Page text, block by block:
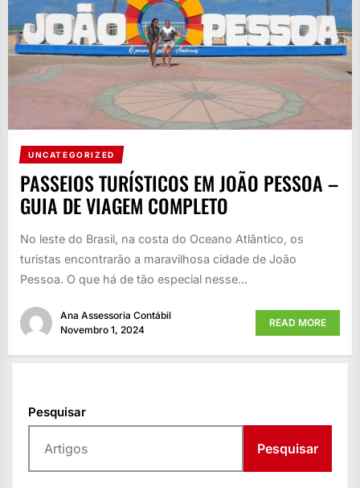
UNCATEGORIZED
PASSEIOS TURÍSTICOS EM JOÃO PESSOA –
GUIA DE VIAGEM COMPLETO
No leste do Brasil, na costa do Oceano Atlântico, os
turistas encontrarão a maravilhosa cidade de João
Pessoa. O que há de tão especial nesse...
Ana Assessoria Contábil
Novembro 1, 2024
READ MORE
Pesquisar
Pesquisar